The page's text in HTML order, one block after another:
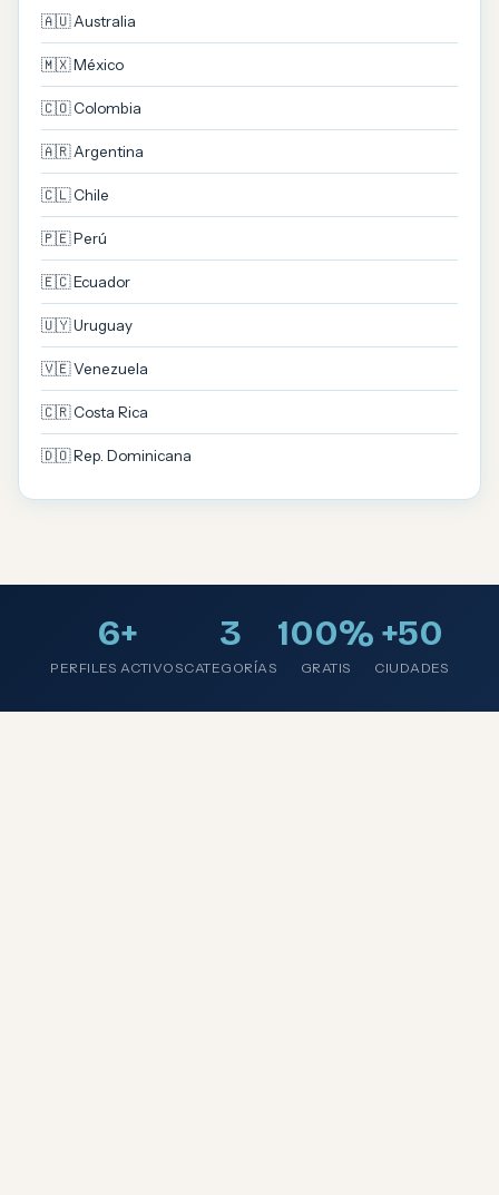
🇦🇺 Australia
🇲🇽 México
🇨🇴 Colombia
🇦🇷 Argentina
🇨🇱 Chile
🇵🇪 Perú
🇪🇨 Ecuador
🇺🇾 Uruguay
🇻🇪 Venezuela
🇨🇷 Costa Rica
🇩🇴 Rep. Dominicana
6+
PERFILES ACTIVOS
3
CATEGORÍAS
100%
GRATIS
+50
CIUDADES